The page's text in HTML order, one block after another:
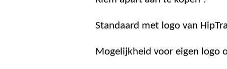
Standaard met logo van
Mogelijkheid voor eigen logo